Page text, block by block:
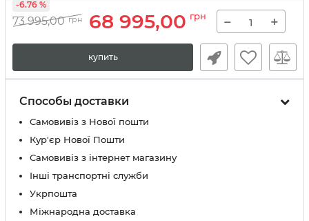
73 995,00 грн 68 995,00 грн
-6.76 %
− +
купить
Способы доставки
Самовивіз з Нової пошти
Кур'єр Нової Пошти
Самовивіз з інтернет магазину
Інші транспортні служби
Укрпошта
Міжнародна доставка